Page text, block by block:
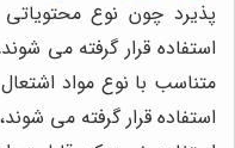
پذیرد چون نوع
استفاده قرار گرفته می
متناسب با نوع مواد
استفاده قرار گرفته می